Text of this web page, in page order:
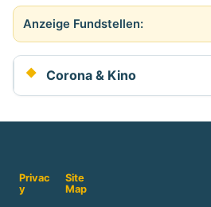
Anzeige #
Corona & Kino
Privac
y
Site
Map